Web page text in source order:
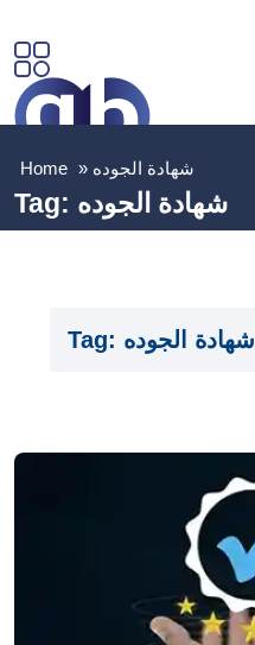
Home » شهادة الجوده
Tag: شهادة الجوده
Tag: شهادة الجوده